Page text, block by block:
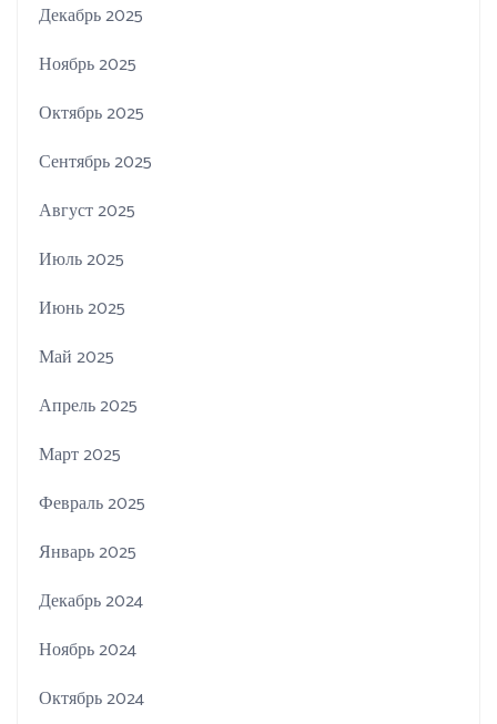
Декабрь 2025
Ноябрь 2025
Октябрь 2025
Сентябрь 2025
Август 2025
Июль 2025
Июнь 2025
Май 2025
Апрель 2025
Март 2025
Февраль 2025
Январь 2025
Декабрь 2024
Ноябрь 2024
Октябрь 2024